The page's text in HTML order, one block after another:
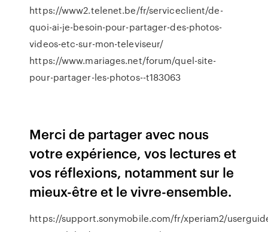
https://www2.telenet.be/fr/serviceclient/de-
quoi-ai-je-besoin-pour-partager-des-photos-
videos-etc-sur-mon-televiseur/
https://www.mariages.net/forum/quel-site-
pour-partager-les-photos--t183063
Merci de partager avec nous
votre expérience, vos lectures et
vos réflexions, notamment sur le
mieux-être et le vivre-ensemble.
https://support.sonymobile.com/fr/xperiam2/